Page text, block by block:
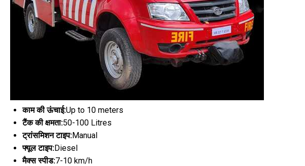
काम की ऊंचाई:Up to 10 meters
टैंक की क्षमता:50-100 Litres
ट्रांसमिशन टाइप:Manual
फ्यूल टाइप:Diesel
मैक्स स्पीड:7-10 km/h